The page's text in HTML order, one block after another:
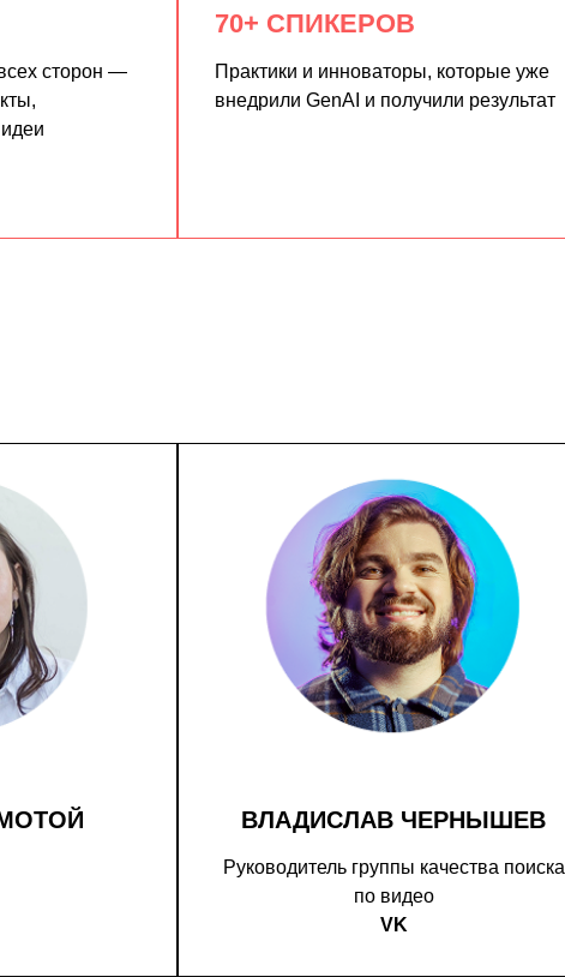
сторон —
70+ СПИКЕРОВ
Практики и инноваторы, которые уже
внедрили GenAI и получили результат
ВЛАДИСЛАВ ЧЕРНЫШЕВ
Руководитель группы качества поиска
по видео
VK